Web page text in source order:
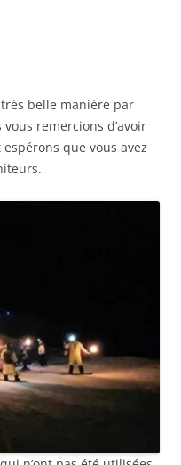
très belle manière par
remercions d’avoir
que vous avez